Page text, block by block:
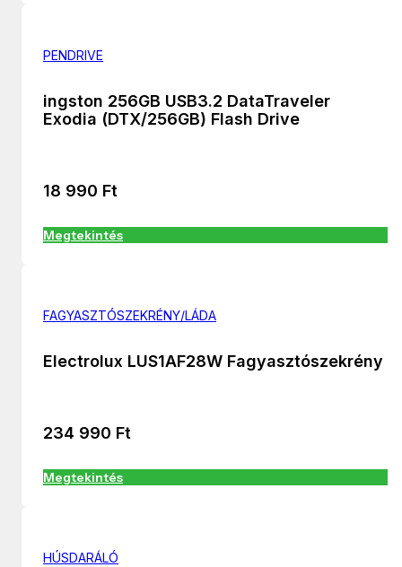
PENDRIVE
ingston 256GB USB3.2 DataTraveler
Exodia (DTX/256GB) Flash Drive
18 990 Ft
Megtekintés
FAGYASZTÓSZEKRÉNY/LÁDA
Electrolux LUS1AF28W Fagyasztószekrény
234 990 Ft
Megtekintés
HÚSDARÁLÓ